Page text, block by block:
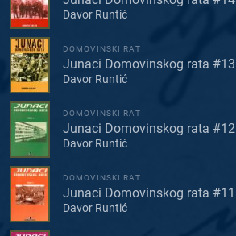
Davor Runtić
DOMOVINSKI RAT
Junaci Domovinskog rata #13
Davor Runtić
DOMOVINSKI RAT
Junaci Domovinskog rata #12
Davor Runtić
DOMOVINSKI RAT
Junaci Domovinskog rata #11
Davor Runtić